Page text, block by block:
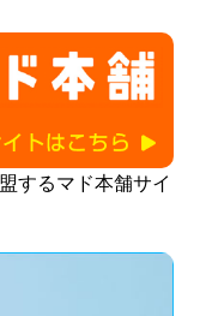
するマド本舗サイ